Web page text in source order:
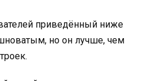
приведённый ниже
но он лучше, чем